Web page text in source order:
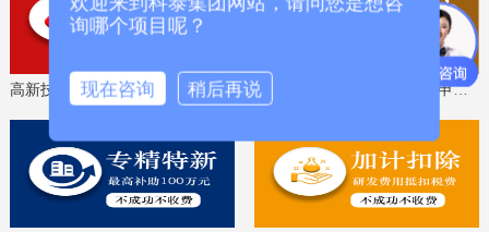
为的，不予资助。
(三)确定资助计划。市工业和信息化局根据资助标准和
企业填报情况，拟定资助计划报局相关会议审议通过后，审
定资助名单。
(四)资金拨付。市工业和信息化局按规定办理资金拨
付。
高新技术企业认定，免费评估，通过后再收费 省工程技术研究中心，专业申报、指导培训
询哪个项目呢？
现在咨询 稍后再说